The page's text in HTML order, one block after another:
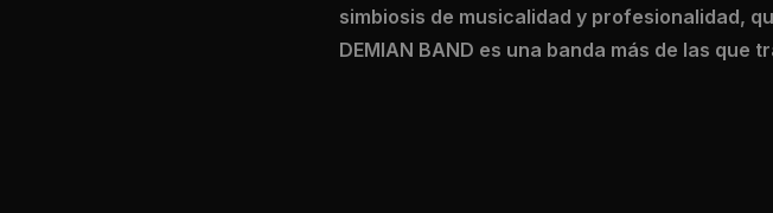
simbiosis de musicalidad y profesionalidad,
DEMIAN BAND es una banda más de las que